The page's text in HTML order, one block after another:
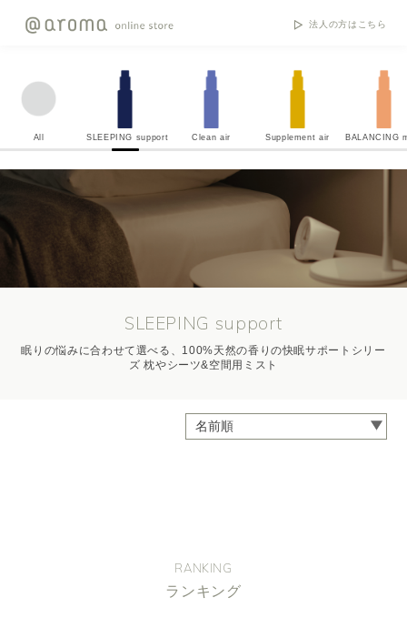
法人の方はこちら
All SLEEPING support Clean air Supplement air BALANCING
SLEEPING support
眠りの悩みに合わせて選べる、100%天然の香りの快眠サポートシリー
ズ 枕やシーツ&空間用ミスト
RANKING
ランキング